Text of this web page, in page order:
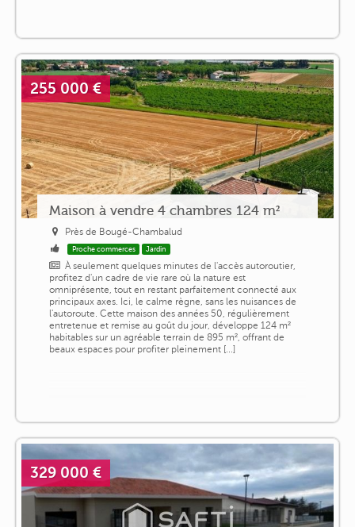
255 000 €
Maison à vendre 4 chambres 124 m²
Près de Bougé-Chambalud
Proche commerces Jardin
À seulement quelques minutes de l'accès autoroutier,
profitez d'un cadre de vie rare où la nature est
omniprésente, tout en restant parfaitement connecté aux
principaux axes. Ici, le calme règne, sans les nuisances de
l'autoroute. Cette maison des années 50, régulièrement
entretenue et remise au goût du jour, développe 124 m²
habitables sur un agréable terrain de 895 m², offrant de
beaux espaces pour profiter pleinement [...]
329 000 €